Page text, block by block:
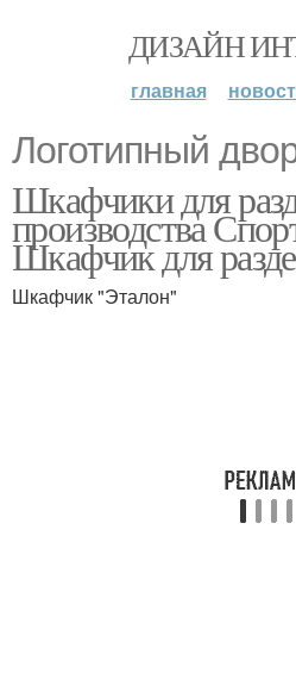
ДИЗАЙН
главная
Логотипный
Шкафчики для
производства
Шкафчик для
Шкафчик "Эталон"